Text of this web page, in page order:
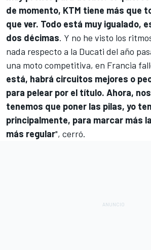
de momento, KTM tiene más que
que ver. Todo está muy igualado,
dos décimas. Y no he visto los
nada respecto a la Ducati del año
una moto competitiva, en Francia
está, habrá circuitos mejores o
para pelear por el título. Ahora,
tenemos que poner las pilas, yo
principalmente, para marcar más
más regular", cerró.